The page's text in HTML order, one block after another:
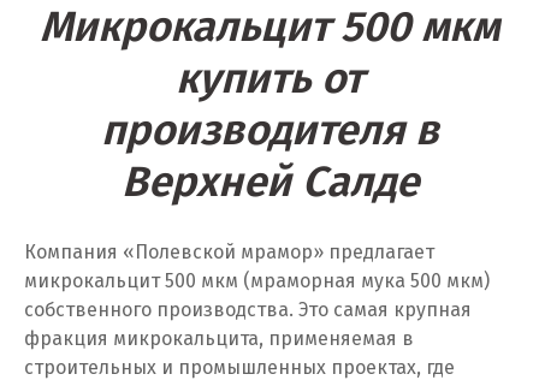
Тула
Ульяновск
Урай
Уфа
Учалы
Микрокальцит 500 мкм
купить от
производителя в
Верхней Салде
Компания «Полевской мрамор» предлагает
микрокальцит 500 мкм (мраморная мука 500 мкм)
собственного производства. Это самая крупная
фракция микрокальцита, применяемая в
строительных и промышленных проектах, где